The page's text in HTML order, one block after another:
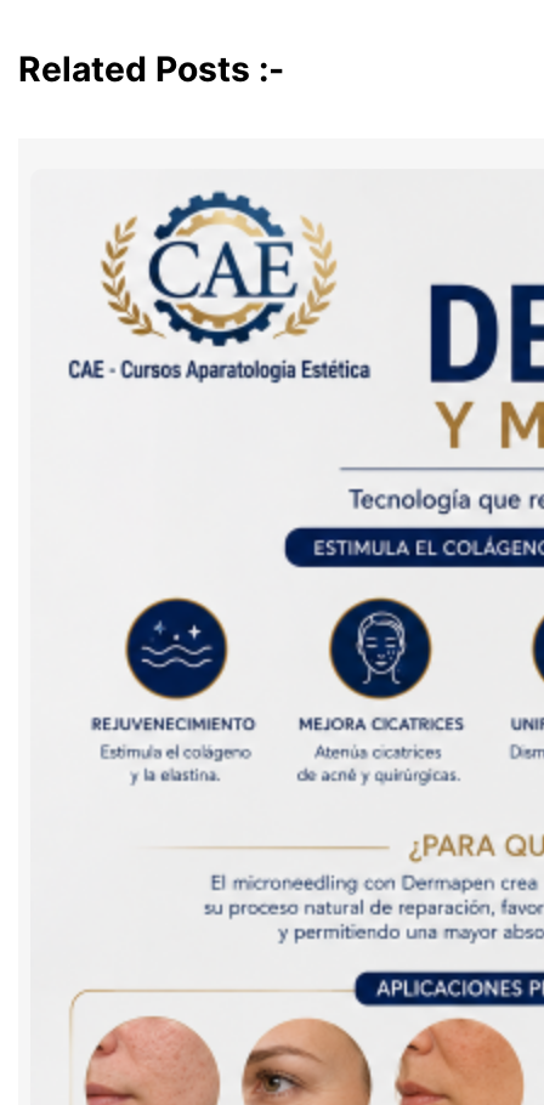
Related Posts :-